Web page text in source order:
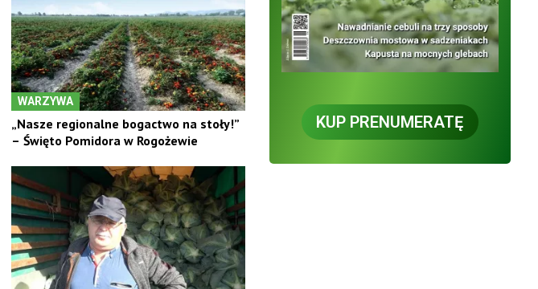
WARZYWA
„Nasze regionalne bogactwo na stoły!”
– Święto Pomidora w Rogożewie
KUP PRENUMERATĘ